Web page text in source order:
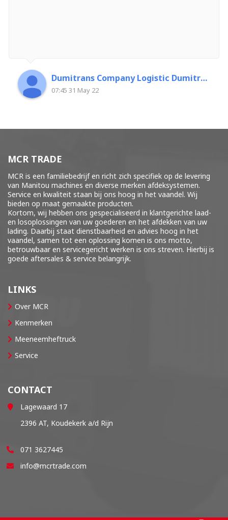
Dumitrans Company Logistic Dumitrascu Florin
07:45 31 May 22
MCR TRADE
MCR is een familiebedrijf en richt zich specifiek op de levering
van Manitou machines en diverse merken afdeksystemen.
Service en kwaliteit staan bij ons hoog in het vaandel. Wij
bieden op maat gemaakte producten.
Kortom, wij hebben ons gespecialiseerd in klantgerichte laad-
en losoplossingen van uw goederen en het afdekken van uw
lading. Daarbij staat dienstbaarheid en advies hoog in het
vaandel, samen tot een oplossing komen is ons motto,
betrouwbaar en servicegericht werken is ons streven. Hierbij is
goede aftersales & service belangrijk.
LINKS
Over MCR
Kenmerken
Meeneemheftruck
Service
CONTACT
Lagewaard 17
2396 AT, Koudekerk a/d Rijn
071 3627445
info@mcrtrade.com